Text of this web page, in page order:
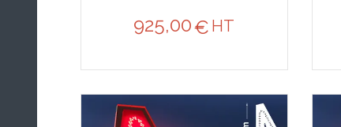
925,00€ HT